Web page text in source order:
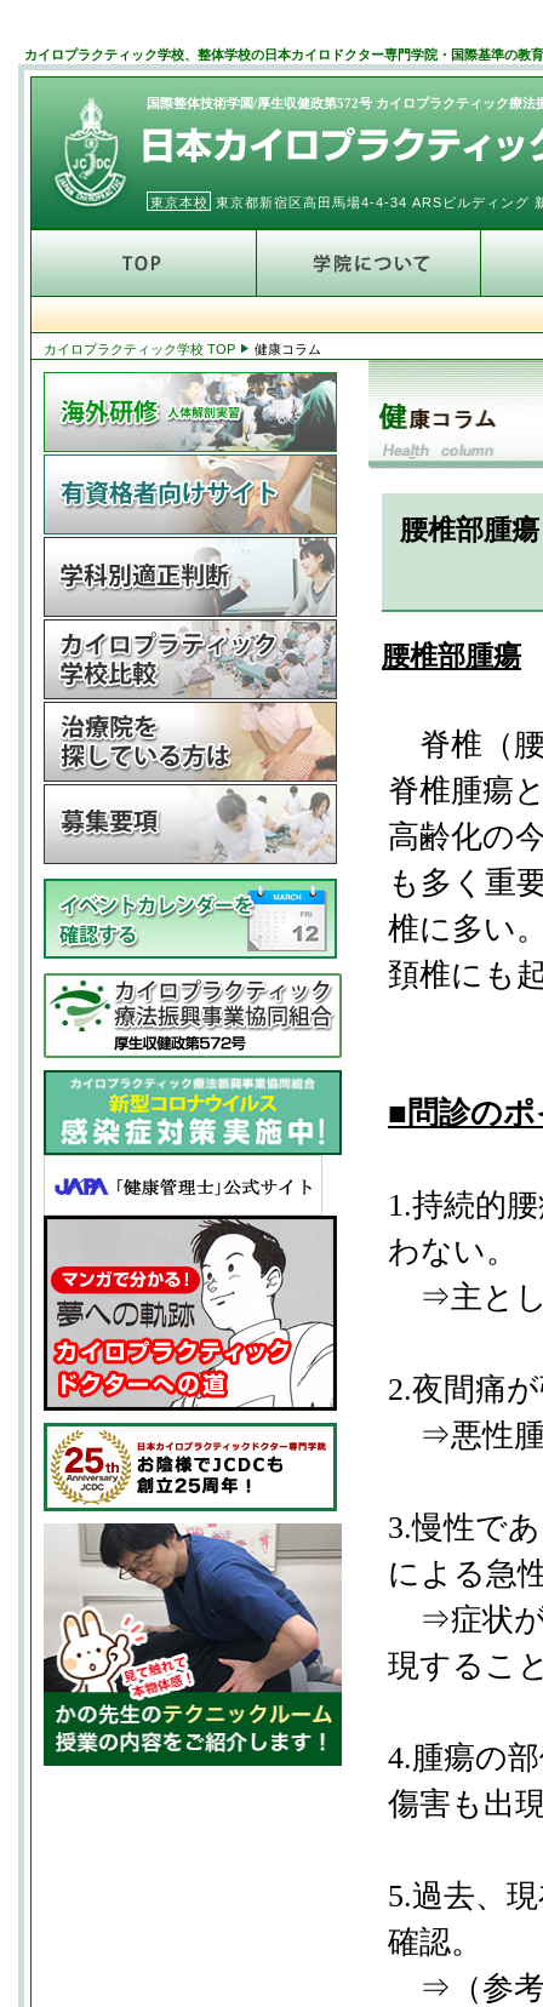
カイロプラクティック学校、整体学校の日本カイロドクター専門学院・国際基準の教
国際整体技術学園/厚生収健政第572号 カイロプラクティック療法
東京本校 東京都新宿区高田馬場4-4-34 ARSビルディング
カイロプラクティック学校 TOP 健康コラム
腰椎部腫瘍
腰椎部腫瘍
脊椎（
脊椎腫瘍
高齢化の
も多く重
椎に多い
頚椎にも
■問診の
1.持続的
わない。
⇒主とし
2.夜間痛
⇒悪性腫
3.慢性で
による急
⇒症状が
現するこ
4.腫瘍の
傷害も出
5.過去、
確認。
⇒（参考